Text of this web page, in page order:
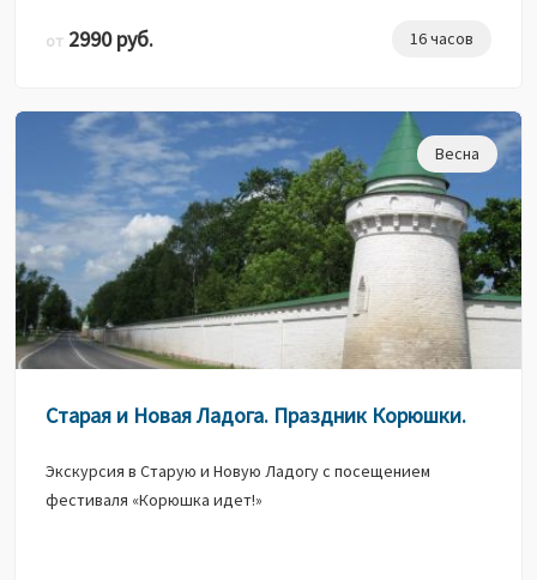
от 2990 руб. 16 часов
Весна
Старая и Новая Ладога. Праздник Корюшки.
Экскурсия в Старую и Новую Ладогу с посещением
фестиваля «Корюшка идет!»